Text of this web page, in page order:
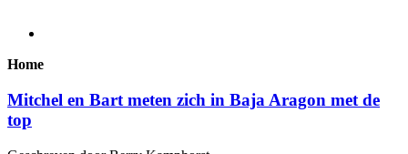
Home
Mitchel en Bart meten zich in Baja Aragon met de
top